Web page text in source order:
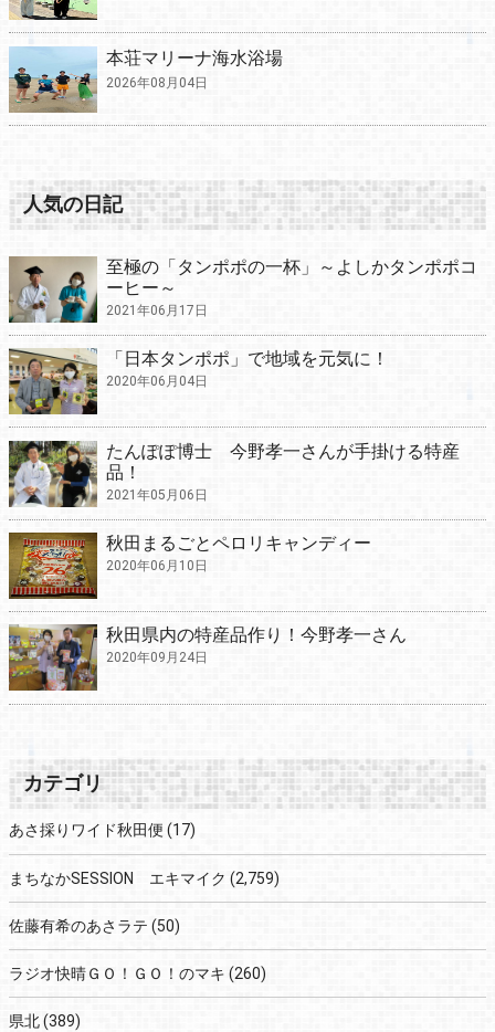
本荘マリーナ海水浴場
2026年08月04日
人気の日記
至極の「タンポポの一杯」～よしかタンポポコ
ーヒー～
2021年06月17日
「日本タンポポ」で地域を元気に！
2020年06月04日
たんぽぽ博士 今野孝一さんが手掛ける特産
品！
2021年05月06日
秋田まるごとペロリキャンディー
2020年06月10日
秋田県内の特産品作り！今野孝一さん
2020年09月24日
カテゴリ
あさ採りワイド秋田便 (17)
まちなかSESSION エキマイク (2,759)
佐藤有希のあさラテ (50)
ラジオ快晴ＧＯ！ＧＯ！のマキ (260)
県北(389)